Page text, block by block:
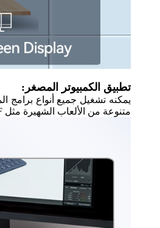
تطبيق الكمبيوتر المصغر:
متنوعة من الألعاب الشهيرة مثل LOL، DNF، CF وما إلى ذلك.